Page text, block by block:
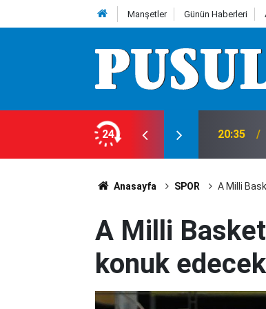
Manşetler Günün Haberleri
24
kalbinden bıçakladılar 20:35
Anasayfa SPOR A Milli
A Milli
konuk edecek